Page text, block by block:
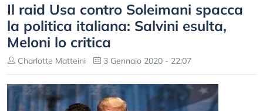
Il raid Usa contro Soleimani spacca
la politica italiana: Salvini esulta,
Meloni lo critica
Charlotte Matteini 3 Gennaio 2020 - 22:07